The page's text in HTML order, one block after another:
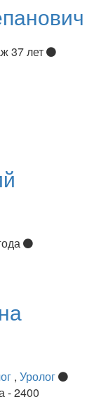
37 лет
, Уролог
- 2400